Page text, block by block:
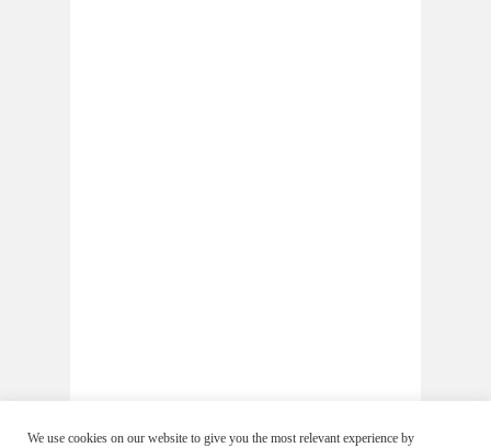
We use cookies on our website to give you the most relevant experience by